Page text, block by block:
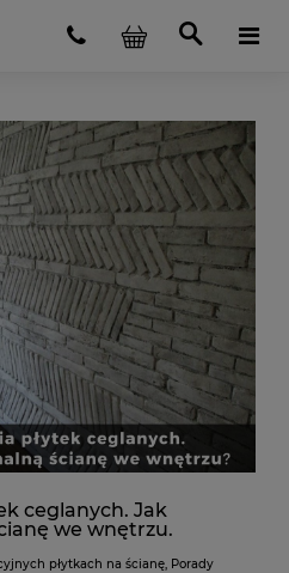
ceglanych. Jak
we wnętrzu.
płytkach na ścianę, Porady